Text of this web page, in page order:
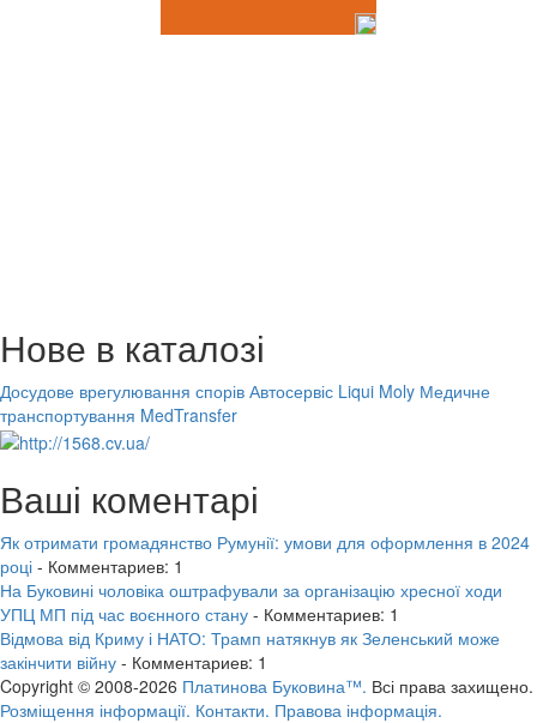
Нове в каталозі
Досудове врегулювання спорів Автосервіс Liqui Moly Медичне
транспортування MedTransfer
Ваші коментарі
Як отримати громадянство Румунії: умови для оформлення в 2024
році - Комментариев: 1
На Буковині чоловіка оштрафували за організацію хресної ходи
УПЦ МП під час воєнного стану - Комментариев: 1
Відмова від Криму і НАТО: Трамп натякнув як Зеленський може
закінчити війну - Комментариев: 1
Copyright © 2008-2026 Платинова Буковина™. Всі права захищено.
Розміщення інформації. Контакти. Правова інформація.